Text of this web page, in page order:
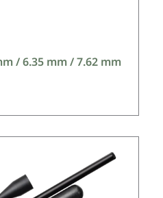
/ 6.35 mm / 7.62 mm